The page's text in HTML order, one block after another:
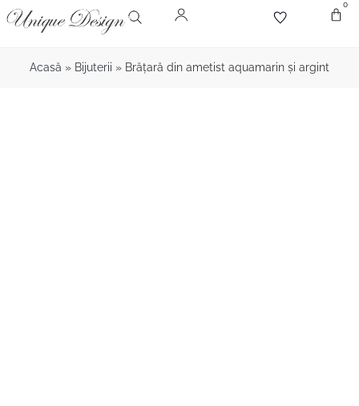
0
Acasă » Bijuterii » Brățară din ametist aquamarin și argint